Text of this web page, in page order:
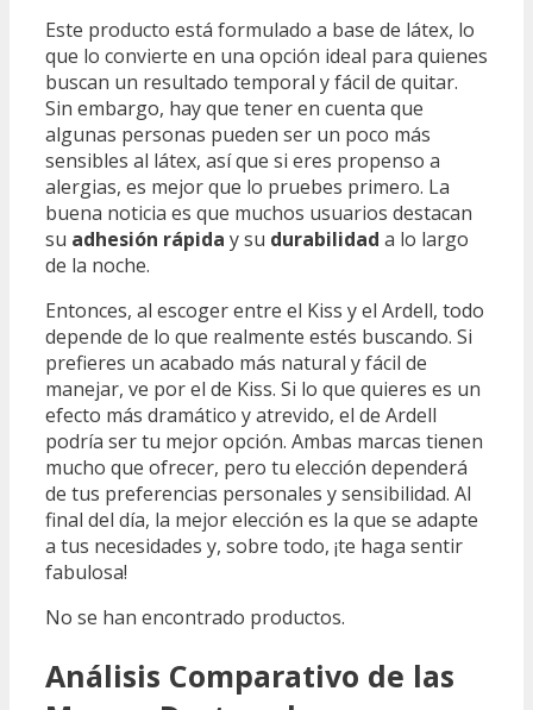
Este producto está formulado a base de látex, lo
que lo convierte en una opción ideal para quienes
buscan un resultado temporal y fácil de quitar.
Sin embargo, hay que tener en cuenta que
algunas personas pueden ser un poco más
sensibles al látex, así que si eres propenso a
alergias, es mejor que lo pruebes primero. La
buena noticia es que muchos usuarios destacan
su adhesión rápida y su durabilidad a lo largo
de la noche.
Entonces, al escoger entre el Kiss y el Ardell, todo
depende de lo que realmente estés buscando. Si
prefieres un acabado más natural y fácil de
manejar, ve por el de Kiss. Si lo que quieres es un
efecto más dramático y atrevido, el de Ardell
podría ser tu mejor opción. Ambas marcas tienen
mucho que ofrecer, pero tu elección dependerá
de tus preferencias personales y sensibilidad. Al
final del día, la mejor elección es la que se adapte
a tus necesidades y, sobre todo, ¡te haga sentir
fabulosa!
No se han encontrado productos.
Análisis Comparativo de las